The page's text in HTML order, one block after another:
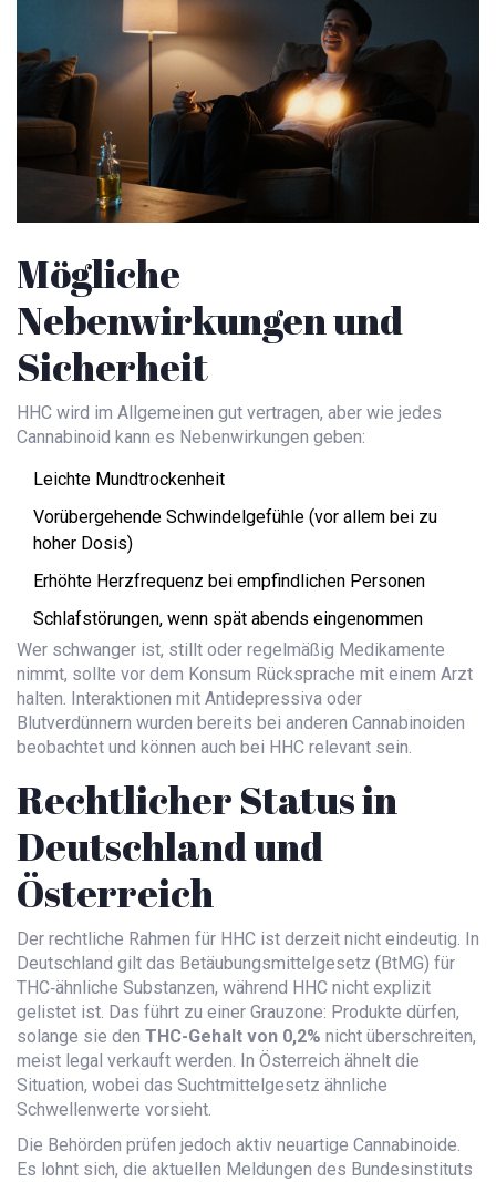
Mögliche
Nebenwirkungen und
Sicherheit
HHC wird im Allgemeinen gut vertragen, aber wie jedes
Cannabinoid kann es Nebenwirkungen geben:
Leichte Mundtrockenheit
Vorübergehende Schwindelgefühle (vor allem bei zu
hoher Dosis)
Erhöhte Herzfrequenz bei empfindlichen Personen
Schlafstörungen, wenn spät abends eingenommen
Wer schwanger ist, stillt oder regelmäßig Medikamente
nimmt, sollte vor dem Konsum Rücksprache mit einem Arzt
halten. Interaktionen mit Antidepressiva oder
Blutverdünnern wurden bereits bei anderen Cannabinoiden
beobachtet und können auch bei HHC relevant sein.
Rechtlicher Status in
Deutschland und
Österreich
Der rechtliche Rahmen für HHC ist derzeit nicht eindeutig. In
Deutschland gilt das Betäubungsmittelgesetz (BtMG) für
THC‑ähnliche Substanzen, während HHC nicht explizit
gelistet ist. Das führt zu einer Grauzone: Produkte dürfen,
solange sie den THC-Gehalt von 0,2% nicht überschreiten,
meist legal verkauft werden. In Österreich ähnelt die
Situation, wobei das Suchtmittelgesetz ähnliche
Schwellenwerte vorsieht.
Die Behörden prüfen jedoch aktiv neuartige Cannabinoide.
Es lohnt sich, die aktuellen Meldungen des Bundesinstituts